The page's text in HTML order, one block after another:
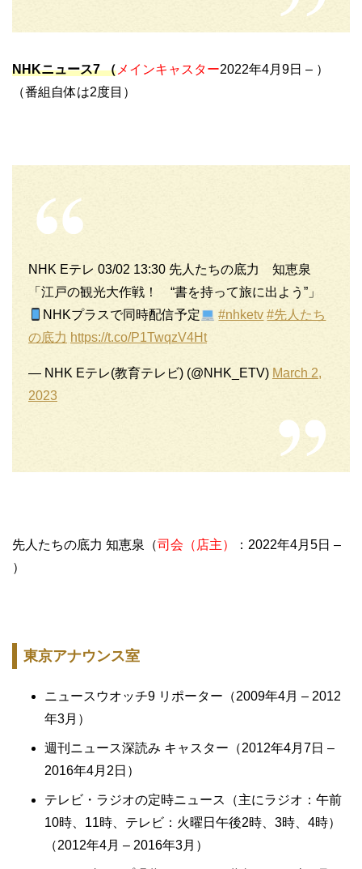
NHKニュース7 （ メインキャスター2022年4月9日 – ）
（番組自体は2度目）
NHK Eテレ 03/02 13:30 先人たちの底力 知恵泉
「江戸の観光大作戦！ “書を持って旅に出よう”」
NHKプラスで同時配信予定
#nhketv #先人たち
の底力 https://t.co/P1TwqzV4Ht
— NHK Eテレ(教育テレビ) (@NHK_ETV) March 2,
2023
先人たちの底力 知恵泉（司会（店主）
：2022年4月5日 –
）
東京アナウンス室
ニュースウオッチ9 リポーター（2009年4月 – 2012
年3月）
週刊ニュース深読み キャスター（2012年4月7日 –
2016年4月2日）
テレビ・ラジオの定時ニュース（主にラジオ：午前
10時、11時、テレビ：火曜日午後2時、3時、4時）
（2012年4月 – 2016年3月）